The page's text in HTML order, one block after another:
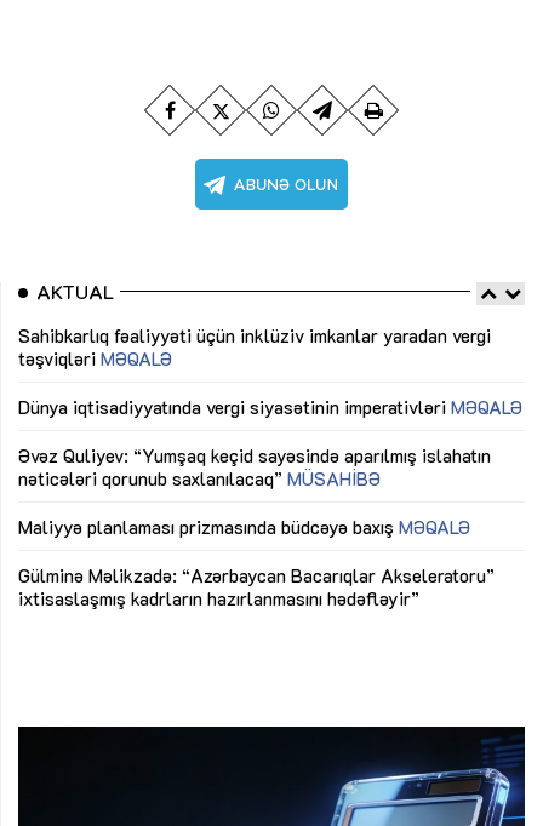
AKTUAL
Sahibkarlıq fəaliyyəti üçün inklüziv imkanlar yaradan vergi
təşviqləri MƏQALƏ
Dünya iqtisadiyyatında vergi siyasətinin imperativləri MƏQALƏ
Əvəz Quliyev: “Yumşaq keçid sayəsində aparılmış islahatın
nəticələri qorunub saxlanılacaq” MÜSAHİBƏ
Maliyyə planlaması prizmasında büdcəyə baxış MƏQALƏ
Gülminə Məlikzadə: “Azərbaycan Bacarıqlar Akseleratoru”
ixtisaslaşmış kadrların hazırlanmasını hədəfləyir”